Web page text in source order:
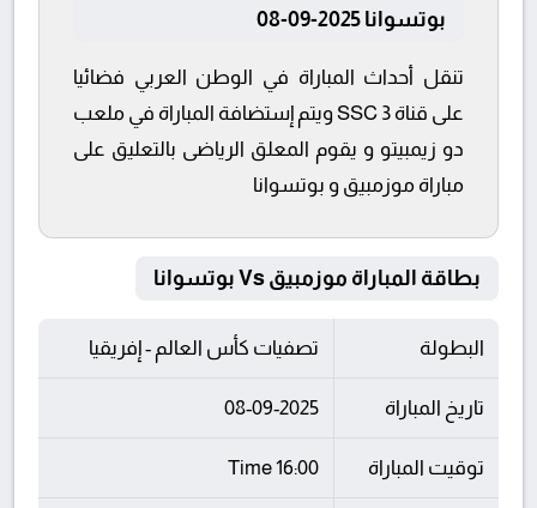
بوتسوانا 2025-09-08
تنقل أحداث المباراة في الوطن العربي فضائيا
على قناة SSC 3 ويتم إستضافة المباراة في ملعب
دو زيمبيتو و يقوم المعلق الرياضى بالتعليق على
مباراة موزمبيق و بوتسوانا
بطاقة المباراة موزمبيق Vs بوتسوانا
البطولة تصفيات كأس العالم - إفريقيا
تاريخ المباراة 08-09-2025
توقيت المباراة 16:00 Time